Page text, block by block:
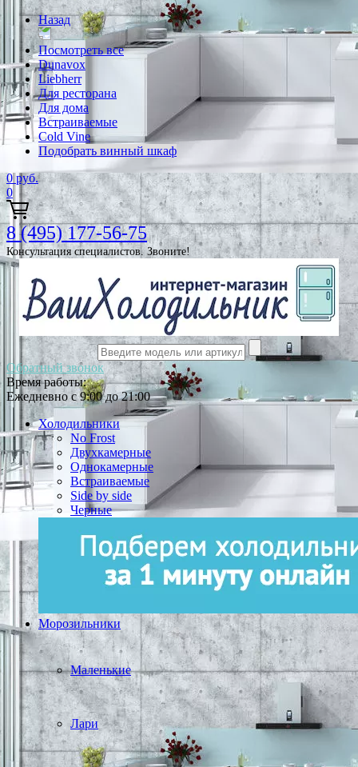
Назад
Посмотреть все
Dunavox
Liebherr
Для ресторана
Для дома
Встраиваемые
Cold Vine
Подобрать винный шкаф
0 руб.
0
8 (495) 177-56-75
Консультация специалистов. Звоните!
Обратный звонок
Время работы:
Ежедневно с 9:00 до 21:00
Холодильники
No Frost
Двухкамерные
Однокамерные
Встраиваемые
Side by side
Черные
Морозильники
Маленькие
Лари